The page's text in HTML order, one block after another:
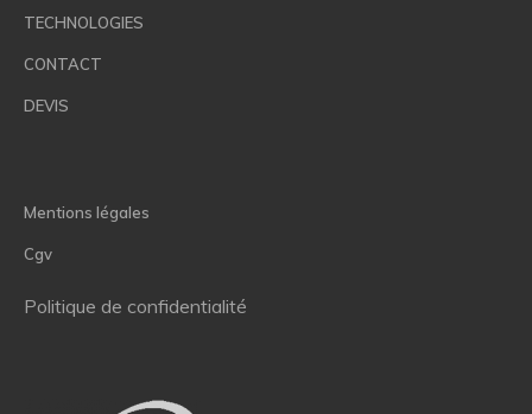
TECHNOLOGIES
CONTACT
DEVIS
Mentions légales
Cgv
Politique de confidentialité